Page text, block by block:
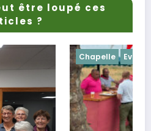
être loupé ces
?